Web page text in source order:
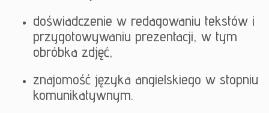
doświadczenie w redagowaniu tekstów i
przygotowywaniu prezentacji, w tym
obróbka zdjęć,
znajomość języka angielskiego w stopniu
komunikatywnym.